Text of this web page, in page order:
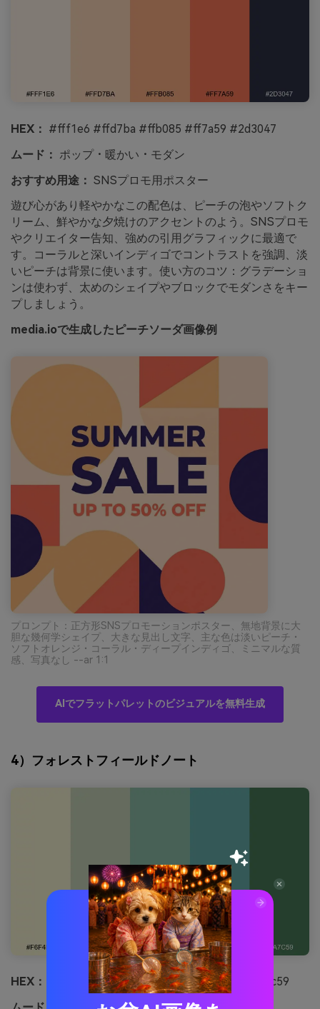
HEX： #fff1e6 #ffd7ba #ffb085 #ff7a59 #2d3047
ムード： ポップ・暖かい・モダン
おすすめ用途： SNSプロモ用ポスター
遊び心があり軽やかなこの配色は、ピーチの泡やソフトク
リーム、鮮やかな夕焼けのアクセントのよう。SNSプロモ
やクリエイター告知、強めの引用グラフィックに最適で
す。コーラルと深いインディゴでコントラストを強調、淡
いピーチは背景に使います。使い方のコツ：グラデーショ
ンは使わず、太めのシェイプやブロックでモダンさをキー
プしましょう。
media.ioで生成したピーチソーダ画像例
プロンプト：正方形SNSプロモーションポスター、無地背景に大
胆な幾何学シェイプ、大きな見出し文字、主な色は淡いピーチ・
ソフトオレンジ・コーラル・ディープインディゴ、ミニマルな質
感、写真なし --ar 1:1
AIでフラットパレットのビジュアルを無料生成
4）フォレストフィールドノート
HEX：
#f6f4d2 #c8d5b9 #8fc0a9 #68b0ab #4a7c59